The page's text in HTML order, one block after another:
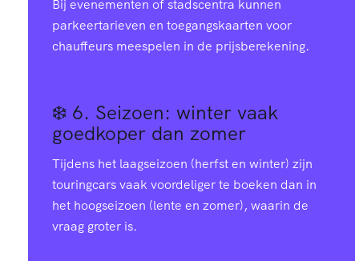
Bij evenementen of stadscentra kunnen
parkeertarieven en toegangskaarten voor
chauffeurs meespelen in de prijsberekening.
❄️ 6. Seizoen: winter vaak
goedkoper dan zomer
Tijdens het laagseizoen (herfst en winter) zijn
touringcars vaak voordeliger te boeken dan in
het hoogseizoen (lente en zomer), waarin de
vraag groter is.